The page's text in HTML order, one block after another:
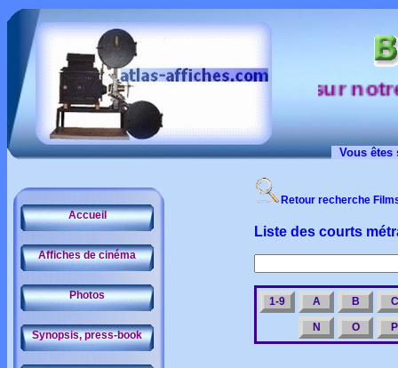
sur notre
Vous
Accueil
Affiches de cinéma
Photos
Synopsis, press-book
Retour recherche
Liste des courts
1-9 A B C
N O P